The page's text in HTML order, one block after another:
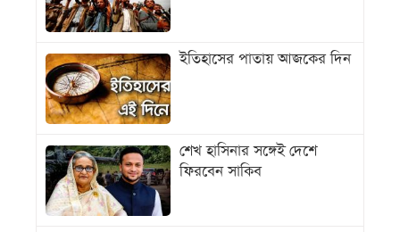
ইতিহাসের পাতায় আজকের দিন
শেখ হাসিনার সঙ্গেই দেশে
ফিরবেন সাকিব